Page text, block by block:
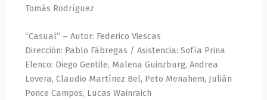
Tomás Rodríguez
“Casual” – Autor: Federico Viescas
Dirección: Pablo Fábregas / Asistencia: Sofía Prina
Elenco: Diego Gentile, Malena Guinzburg, Andrea
Lovera, Claudio Martínez Bel, Peto Menahem, Julián
Ponce Campos, Lucas Wainraich